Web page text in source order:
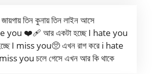
তিন কুনায় তিন লাইন আসে
you ❤️‍🩹 আর একটা হচ্ছে I hate you
I miss you🥺 এখন রাগ করে i hate
you চলে গেসে এখন আর কি থাকে